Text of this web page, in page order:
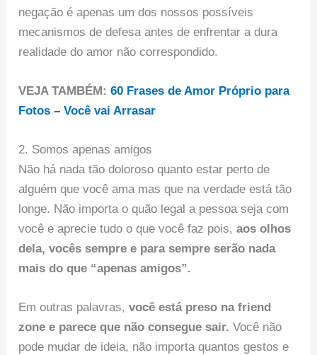
negação é apenas um dos nossos possíveis
mecanismos de defesa antes de enfrentar a dura
realidade do amor não correspondido.
VEJA TAMBÉM:60 Frases de Amor Próprio para
Fotos – Você vai Arrasar
2. Somos apenas amigos
Não há nada tão doloroso quanto estar perto de
alguém que você ama mas que na verdade está tão
longe. Não importa o quão legal a pessoa seja com
você e aprecie tudo o que você faz pois,aos olhos
dela, vocês sempre e para sempre serão nada
mais do que “apenas amigos”.
Em outras palavras,você está preso na friend
zone e parece que não consegue sair.Você não
pode mudar de ideia, não importa quantos gestos e